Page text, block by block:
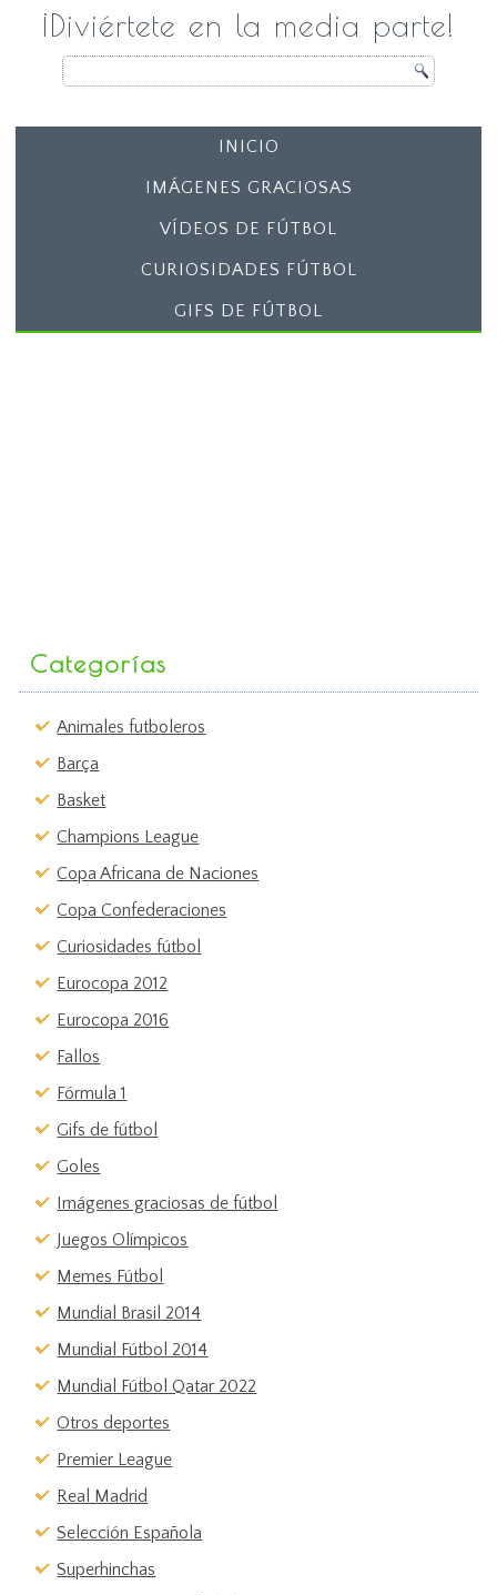
¡Diviértete en la media parte!
INICIO
IMÁGENES GRACIOSAS
VÍDEOS DE FÚTBOL
CURIOSIDADES FÚTBOL
GIFS DE FÚTBOL
Categorías
Animales futboleros
Barça
Basket
Champions League
Copa Africana de Naciones
Copa Confederaciones
Curiosidades fútbol
Eurocopa 2012
Eurocopa 2016
Fallos
Fórmula 1
Gifs de fútbol
Goles
Imágenes graciosas de fútbol
Juegos Olímpicos
Memes Fútbol
Mundial Brasil 2014
Mundial Fútbol 2014
Mundial Fútbol Qatar 2022
Otros deportes
Premier League
Real Madrid
Selección Española
Superhinchas